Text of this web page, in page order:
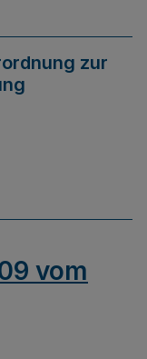
zur
vom